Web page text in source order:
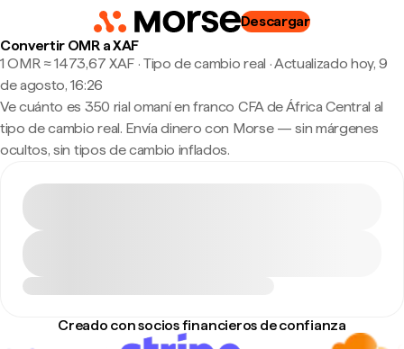
Descargar
Convertir OMR a XAF
1 OMR ≈ 1473,67 XAF · Tipo de cambio real ·Actualizado hoy, 9
de agosto, 16:26
Ve cuánto es 350 rial omaní en franco CFA de África Central al
tipo de cambio real. Envía dinero con Morse — sin márgenes
ocultos, sin tipos de cambio inflados.
Creado con socios financieros de confianza